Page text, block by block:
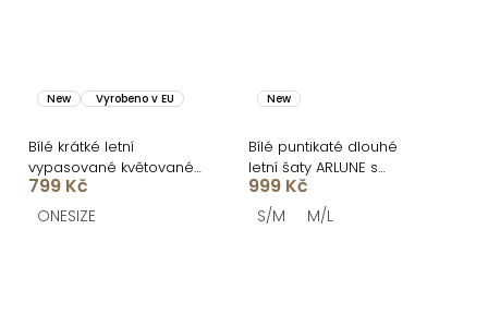
New Vyrobeno v EU
Bílé krátké letní
vypasované květované
šaty SOLARIS
799 Kč
ONESIZE
New
Bílé puntikaté dlouhé
letní šaty ARLUNE s
korzetem
999 Kč
S/M M/L